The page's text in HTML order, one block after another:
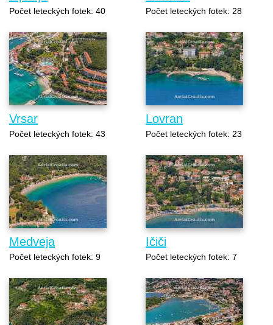
Počet leteckých fotek: 40 Počet leteckých fotek: 28
Vrsar
Počet leteckých fotek: 43
Lovran
Počet leteckých fotek: 23
Medveja
Počet leteckých fotek: 9
Ičiči
Počet leteckých fotek: 7